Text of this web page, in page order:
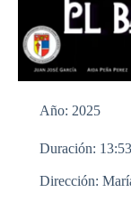
Año: 2025
Duración: 13:53
Dirección: